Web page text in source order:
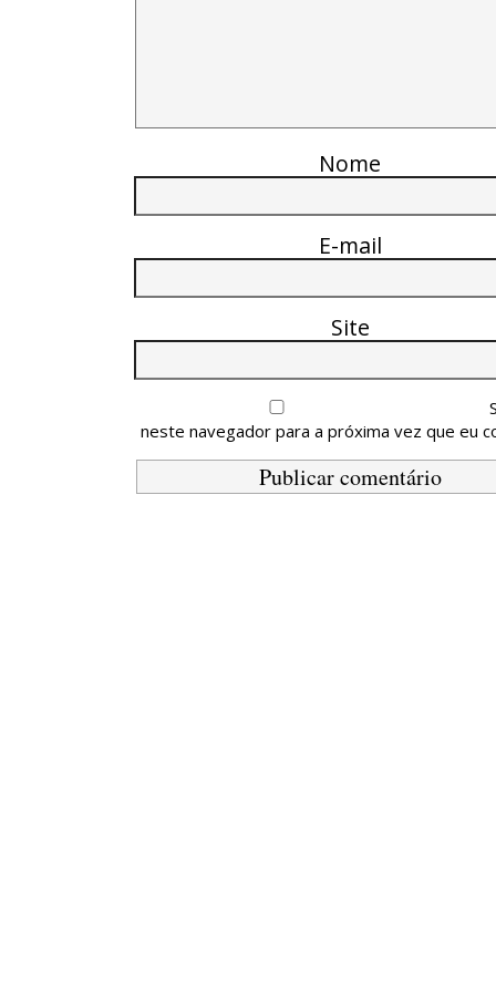
Nome
E-mail
Site
neste navegador para a próxima vez que eu